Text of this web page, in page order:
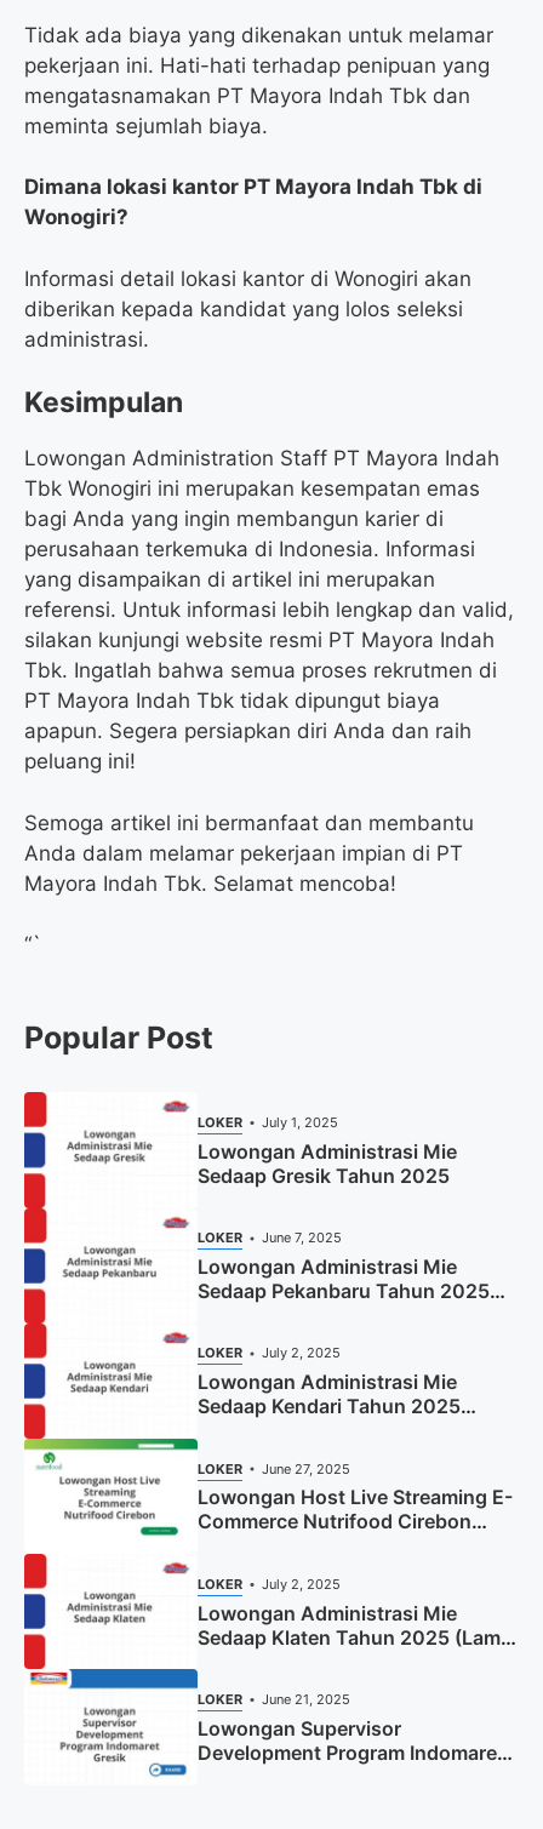
Tidak ada biaya yang dikenakan untuk melamar
pekerjaan ini. Hati-hati terhadap penipuan yang
mengatasnamakan PT Mayora Indah Tbk dan
meminta sejumlah biaya.
Dimana lokasi kantor PT Mayora Indah Tbk di
Wonogiri?
Informasi detail lokasi kantor di Wonogiri akan
diberikan kepada kandidat yang lolos seleksi
administrasi.
Kesimpulan
Lowongan Administration Staff PT Mayora Indah
Tbk Wonogiri ini merupakan kesempatan emas
bagi Anda yang ingin membangun karier di
perusahaan terkemuka di Indonesia. Informasi
yang disampaikan di artikel ini merupakan
referensi. Untuk informasi lebih lengkap dan valid,
silakan kunjungi website resmi PT Mayora Indah
Tbk. Ingatlah bahwa semua proses rekrutmen di
PT Mayora Indah Tbk tidak dipungut biaya
apapun. Segera persiapkan diri Anda dan raih
peluang ini!
Semoga artikel ini bermanfaat dan membantu
Anda dalam melamar pekerjaan impian di PT
Mayora Indah Tbk. Selamat mencoba!
“`
Popular Post
LOKER July 1, 2025
Lowongan Administrasi Mie
Sedaap Gresik Tahun 2025
LOKER June 7, 2025
Lowongan Administrasi Mie
Sedaap Pekanbaru Tahun 2025
LOKER July 2, 2025
Lowongan Administrasi Mie
Sedaap Kendari Tahun 2025
LOKER June 27, 2025
Lowongan Host Live Streaming E-
Commerce Nutrifood Cirebon
LOKER July 2, 2025
Lowongan Administrasi Mie
Sedaap Klaten Tahun 2025 (Lamar
LOKER June 21, 2025
Lowongan Supervisor
Development Program Indomaret